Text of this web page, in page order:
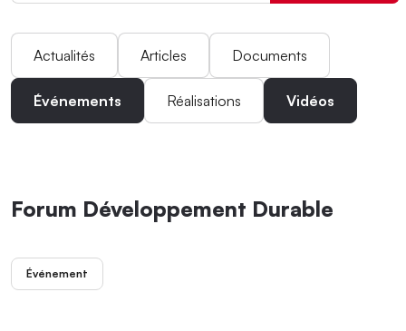
Actualités Articles Documents
Événements Réalisations Vidéos
Forum Développement Durable
Événement